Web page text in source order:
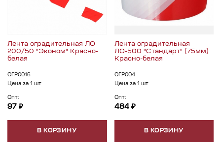
Лента оградительная ЛО
200/50 "Эконом" Красно-
белая
ОГР0016
Цена за 1 шт
Опт:
97 ₽
В КОРЗИНУ
Лента оградительная
ЛО-500 "Стандарт" (75мм)
Красно-белая
ОГР004
Цена за 1 шт
Опт:
484 ₽
В КОРЗИНУ